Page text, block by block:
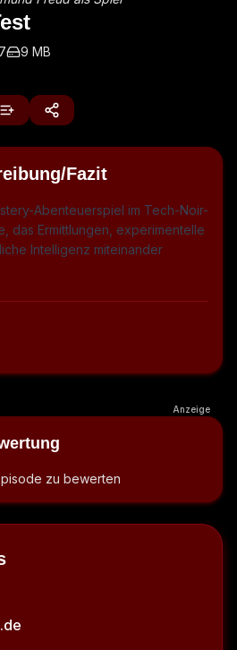
9 MB
Fazit
Abenteuerspiel im Tech-Noir-
das Ermittlungen, experimentelle
Intelligenz miteinander
Anzeige
zu bewerten